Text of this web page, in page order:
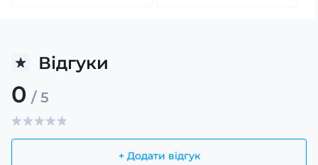
Відгуки
0 / 5
+ Додати відгук